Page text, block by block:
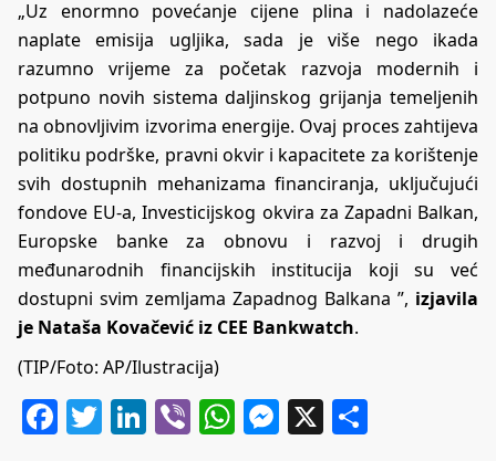
„Uz enormno povećanje cijene plina i nadolazeće
naplate emisija ugljika, sada je više nego ikada
razumno vrijeme za početak razvoja modernih i
potpuno novih sistema daljinskog grijanja temeljenih
na obnovljivim izvorima energije. Ovaj proces zahtijeva
politiku podrške, pravni okvir i kapacitete za korištenje
svih dostupnih mehanizama financiranja, uključujući
fondove EU-a, Investicijskog okvira za Zapadni Balkan,
Europske banke za obnovu i razvoj i drugih
međunarodnih financijskih institucija koji su već
dostupni svim zemljama Zapadnog Balkana ”, izjavila
je Nataša Kovačević iz CEE Bankwatch.
(TIP/Foto: AP/Ilustracija)
Facebook
Twitter
LinkedIn
ViberWhatsApp
Messenger
X